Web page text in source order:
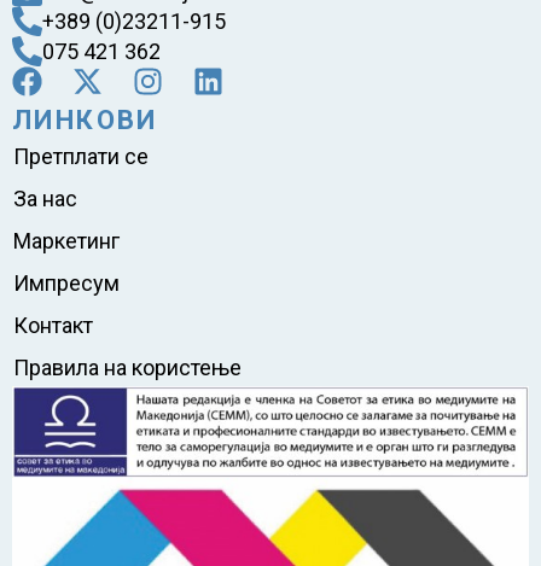
+389 (0)23211-915
075 421 362
ЛИНКОВИ
Претплати се
За нас
Маркетинг
Импресум
Контакт
Правила на користење